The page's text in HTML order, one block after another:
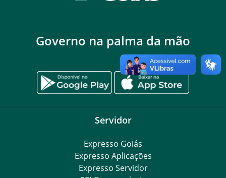
Governo na palma da mão
Servidor
Expresso Goiás
Expresso Aplicações
Expresso Servidor